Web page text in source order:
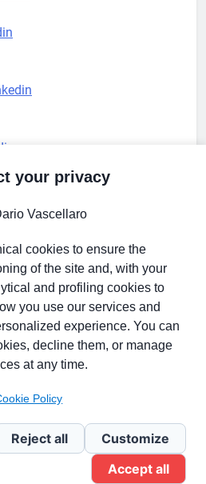
By
Privacy PolicyCookie
your privacy
Vascellaro
cookies to ensure the
of the site and, with your
and profiling cookies to
you use our services and
experience. You can
decline them, or manage
at any time.
Policy
Reject all
Customize
Accept all